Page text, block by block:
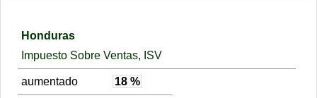
Honduras
Impuesto Sobre Ventas, ISV
aumentado 18 %